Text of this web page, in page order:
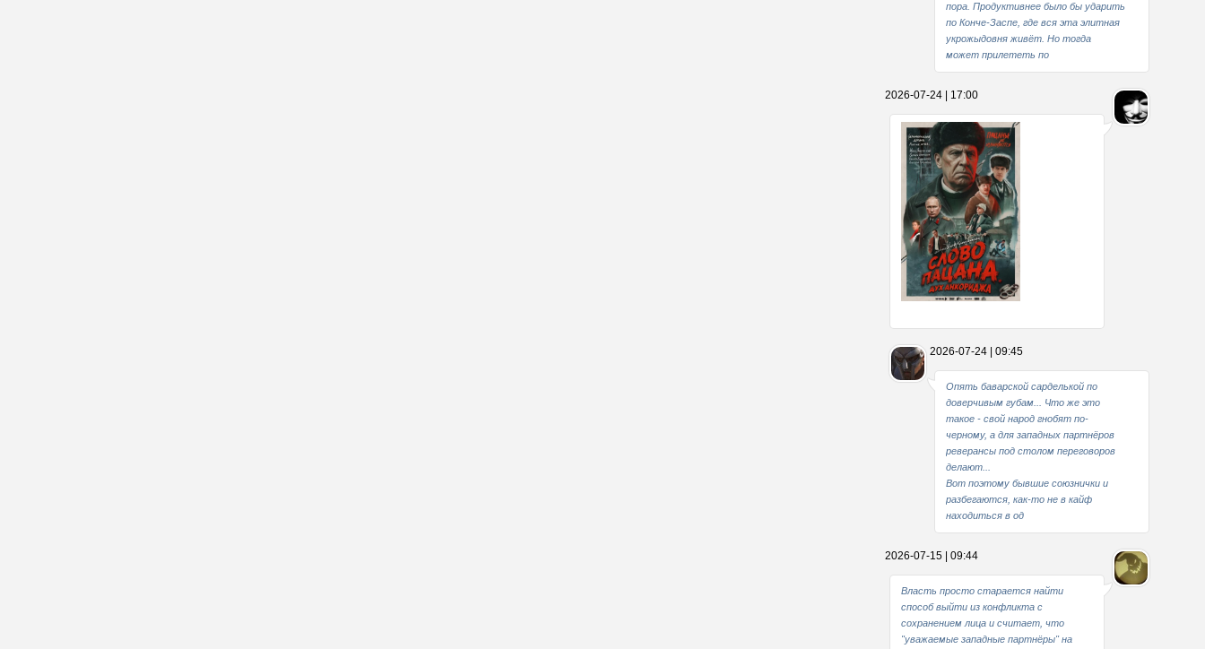
пора. Продуктивнее было бы ударить
по Конче-Заспе, где вся эта элитная
укрожыдовня живёт. Но тогда
может прилететь по
2026-07-24 | 17:00
В свое время
2026-07-24 | 09:45
Опять баварской сарделькой по
доверчивым губам... Что же это
такое - свой народ гнобят по-
черному, а для западных партнёров
реверансы под столом переговоров
делают...
Вот поэтому бывшие союзнички и
разбегаются, как-то не в кайф
находиться в од
2026-07-15 | 09:44
Власть просто старается найти
способ выйти из конфликта с
сохранением лица и считает, что
"уважаемые западные партнёры" на